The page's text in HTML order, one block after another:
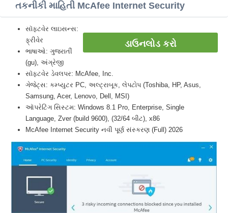
તકનીકી માહિતી McAfee Internet Security
ડાઉનલોડ કરો
સૉફ્ટવેર લાઇસન્સ:
ફ્રીવેર
ભાષાઓ: ગુજરાતીં
(gu), અંગ્રેજી
સૉફ્ટવેર ડેવલપર: McAfee, Inc.
ગેજેટ્સ: કમ્પ્યુટર PC, અલ્ટ્રાબૂક, લેપટોપ (Toshiba, HP, Asus,
Samsung, Acer, Lenovo, Dell, MSI)
ઑપરેટિંગ સિસ્ટમ: Windows 8.1 Pro, Enterprise, Single
Language, Zver (build 9600), (32/64 બીટ), x86
McAfee Internet Security નવી પૂર્ણ સંસ્કરણ (Full) 2026